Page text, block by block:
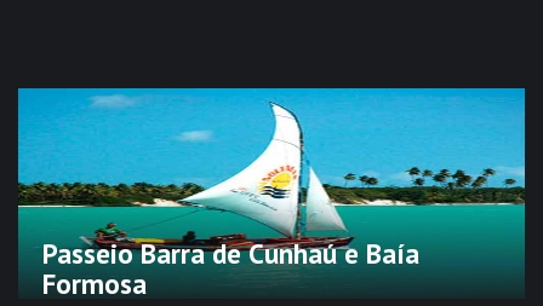
Passeio Barra de Cunhaú e Baía
Formosa